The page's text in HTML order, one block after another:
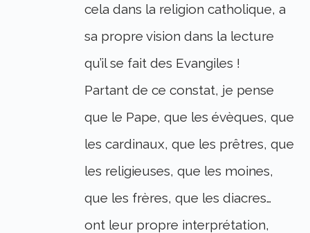
cela dans la religion catholique, a
sa propre vision dans la lecture
qu’il se fait des Evangiles !
Partant de ce constat, je pense
que le Pape, que les évèques, que
les cardinaux, que les prêtres, que
les religieuses, que les moines,
que les frères, que les diacres…
ont leur propre interprétation,